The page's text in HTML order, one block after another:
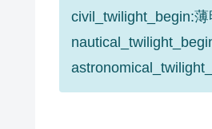
civil_twilight_begin: